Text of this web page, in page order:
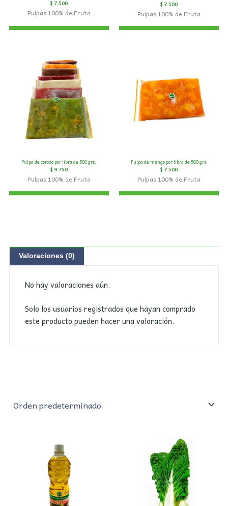
$ 7.500
Pulpas 100% de Fruta
$ 7.500
Pulpas 100% de Fruta
Pulpa de corozo por libra de 500 grs.
$ 9.750
Pulpas 100% de Fruta
Pulpa de mango por libra de 500 grs.
$ 7.500
Pulpas 100% de Fruta
Valoraciones (0)
No hay valoraciones aún.
Solo los usuarios registrados que hayan comprado
este producto pueden hacer una valoración.